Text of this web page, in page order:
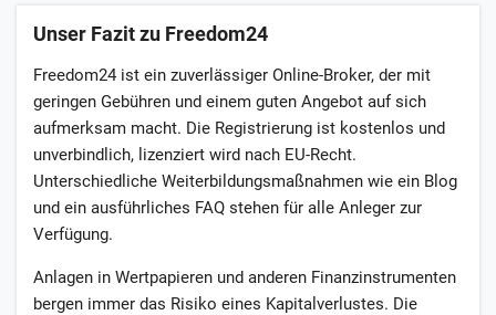
Unser Fazit zu Freedom24
Freedom24 ist ein zuverlässiger Online-Broker, der mit
geringen Gebühren und einem guten Angebot auf sich
aufmerksam macht. Die Registrierung ist kostenlos und
unverbindlich, lizenziert wird nach EU-Recht.
Unterschiedliche Weiterbildungsmaßnahmen wie ein Blog
und ein ausführliches FAQ stehen für alle Anleger zur
Verfügung.
Anlagen in Wertpapieren und anderen Finanzinstrumenten
bergen immer das Risiko eines Kapitalverlustes. Die